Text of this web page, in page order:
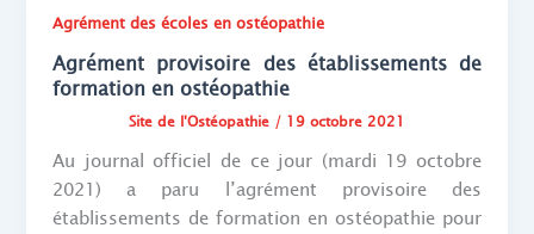
Agrément des écoles en ostéopathie
Agrément provisoire des établissements de
formation en ostéopathie
Site de l'Ostéopathie / 19 octobre 2021
Au journal officiel de ce jour (mardi 19 octobre
2021) a paru l’agrément provisoire des
établissements de formation en ostéopathie pour